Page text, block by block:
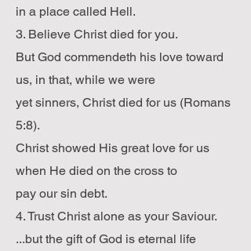
in a place called Hell.
3. Believe Christ died for you.
But God commendeth his love toward
us, in that, while we were
yet sinners, Christ died for us (Romans
5:8).
Christ showed His great love for us
when He died on the cross to
pay our sin debt.
4. Trust Christ alone as your Saviour.
...but the gift of God is eternal life